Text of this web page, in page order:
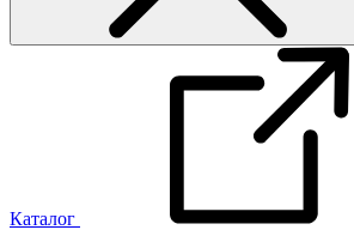
Каталог